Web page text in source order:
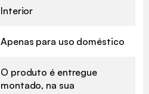
Interior
Apenas para uso doméstico
O produto é entregue
montado, na sua